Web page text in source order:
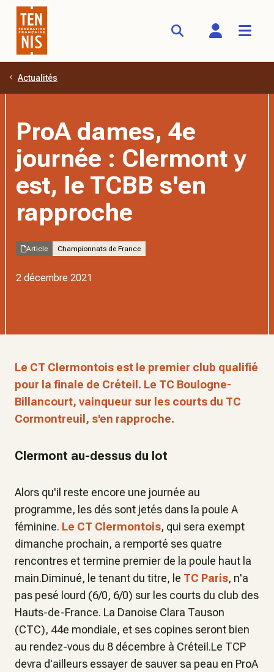
Aller au contenu principal
Actualités
ProA dames, 4e
journée : Clermont y
est, le TCBB s'en
rapproche
Article Championnats de France
2 décembre 2021
Le CT Clermontois est le premier club qualifié
pour la finale de Créteil. Le TC Boulogne-
Billancourt, vainqueur sur les courts du TC
Cormontreuil, s'en rapproche.
Clermont au-dessus du lot
Alors qu'il reste encore une journée au
programme, les dés sont jetés dans la poule A
féminine. Le CT Clermontois, qui sera exempt
dimanche prochain, a remporté ses quatre
rencontres et termine premier de la poule haut la
main.Diminué, le tenant du titre, le TC Paris, n'a
pas pesé lourd (6/0, 6/0) sur les courts du club des
Hauts-de-France. La Danoise Clara Tauson
(CTC), 44e mondiale, et ses copines seront bien
au rendez-vous du 8 décembre à Créteil.Le TCP
devra d'ailleurs essayer de sauver sa peau en ProA